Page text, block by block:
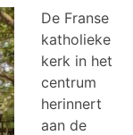
De Franse
katholieke
kerk in het
centrum
herinnert
aan de